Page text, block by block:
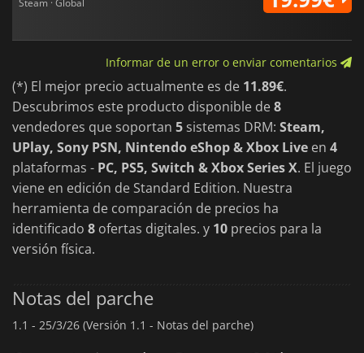
Para garantizar que la experiencia sea cómoda en los
los niveles. Estas adiciones hacen que la aventura clásica sea
más accesible y preservan el encanto y el desafío que
definieron el lanzamiento original.
Rayman 30th Anniversary Editionofrece la forma más
completa de experimentar el juego que lo comenzó todo.
Informar de un error o enviar comentarios
(*) El mejor precio actualmente es de 11.89€.
Descubrimos este producto disponible de8
vendedores que soportan 5 sistemas DRM: Steam,
UPlay, Sony PSN, Nintendo eShop & Xbox Live en 4
plataformas - PC, PS5, Switch & Xbox Series X. El juego
viene en edición de Standard Edition. Nuestra
herramienta de comparación de precios ha
identificado 8 ofertas digitales. y 10 precios para la
versión física.
Notas del parche
1.1 - 25/3/26 (Versión 1.1 - Notas del parche)